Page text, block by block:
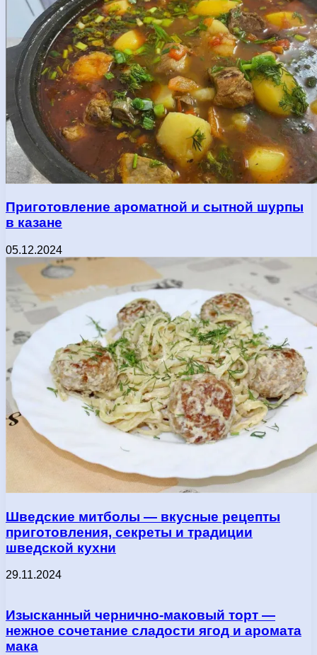
Приготовление ароматной и сытной шурпы
в казане
05.12.2024
Шведские митболы — вкусные рецепты
приготовления, секреты и традиции
шведской кухни
29.11.2024
Изысканный чернично-маковый торт —
нежное сочетание сладости ягод и аромата
мака